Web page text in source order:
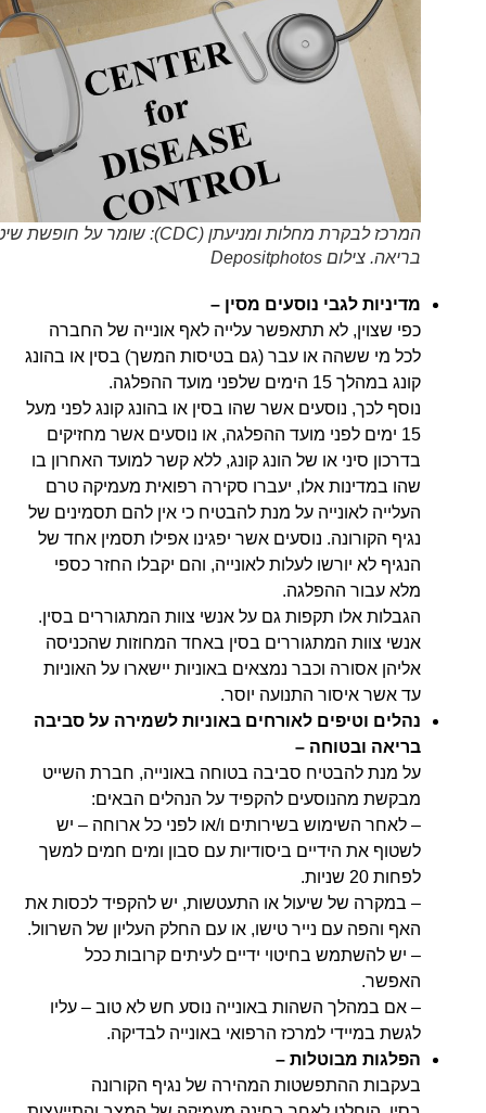
המרכז לבקרת מחלות ומניעתן (CDC): שומר על חופשת שיט
בריאה. צילום Depositphotos
מדיניות לגבי נוסעים מסין –
כפי שצוין, לא תתאפשר עלייה לאף אונייה של החברה
לכל מי ששהה או עבר (גם בטיסות המשך) בסין או בהונג
קונג במהלך 15 הימים שלפני מועד ההפלגה.
נוסף לכך, נוסעים אשר שהו בסין או בהונג קונג לפני מעל
15 ימים לפני מועד ההפלגה, או נוסעים אשר מחזיקים
בדרכון סיני או של הונג קונג, ללא קשר למועד האחרון בו
שהו במדינות אלו, יעברו סקירה רפואית מעמיקה טרם
העלייה לאונייה על מנת להבטיח כי אין להם תסמינים של
נגיף הקורונה. נוסעים אשר יפגינו אפילו תסמין אחד של
הנגיף לא יורשו לעלות לאונייה, והם יקבלו החזר כספי
מלא עבור ההפלגה.
הגבלות אלו תקפות גם על אנשי צוות המתגוררים בסין.
אנשי צוות המתגוררים בסין באחד המחוזות שהכניסה
אליהן אסורה וכבר נמצאים באוניות יישארו על האוניות
עד אשר איסור התנועה יוסר.
נהלים וטיפים לאורחים באוניות לשמירה על סביבה
בריאה ובטוחה –
על מנת להבטיח סביבה בטוחה באונייה, חברת השייט
מבקשת מהנוסעים להקפיד על הנהלים הבאים:
– לאחר השימוש בשירותים ו/או לפני כל ארוחה – יש
לשטוף את הידיים ביסודיות עם סבון ומים חמים למשך
לפחות 20 שניות.
– במקרה של שיעול או התעטשות, יש להקפיד לכסות את
האף והפה עם נייר טישו, או עם החלק העליון של השרוול.
– יש להשתמש בחיטוי ידיים לעיתים קרובות ככל
האפשר.
– אם במהלך השהות באונייה נוסע חש לא טוב – עליו
לגשת במיידי למרכז הרפואי באונייה לבדיקה.
הפלגות מבוטלות –
בעקבות ההתפשטות המהירה של נגיף הקורונה